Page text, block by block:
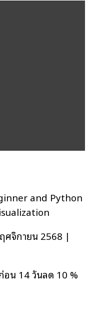
and Python
ศจิกายน 2568 |
อน 14 วันลด 10 %